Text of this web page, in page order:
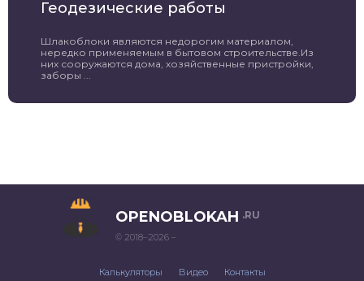
Геодезические работы
Шлакоблоки являются недорогим материалом,
нередко применяемым в бытовом строительстве.Из
них сооружаются дома, хозяйственные пристройки,
заборы ...
OPENOBLOKAH .RU
© 2018–2026 –
Калькуляторы Видео Контакты